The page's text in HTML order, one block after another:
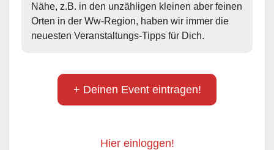
Nähe, z.B. in den unzähligen kleinen aber feinen
Orten in der Ww-Region, haben wir immer die
neuesten Veranstaltungs-Tipps für Dich.
+ Deinen Event eintragen!
Hier einloggen!